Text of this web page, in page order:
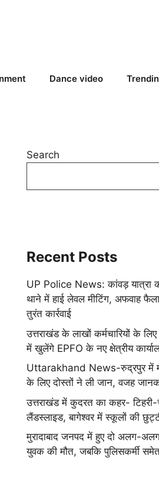
Dance video
Search
Recent Posts
UP Police News: कांवड़ यात्रा
थाने में हाई लेवल मीटिंग, अफवाह
तुरंत कार्रवाई
उत्तराखंड के लाखों कर्मचारियों के
में खुलेंगे EPFO के नए क्षेत्रीय
Uttarakhand News-रुद्रपुर में
के लिए दोस्तों ने ली जान, वजह
उत्तराखंड में कुदरत का कहर- टिहरी-
लैंडस्लाइड, बागेश्वर में स्कूलों की
मुरादाबाद जनपद में हुए दो अलग-
युवक की मौत, जबकि पुलिसकर्मी